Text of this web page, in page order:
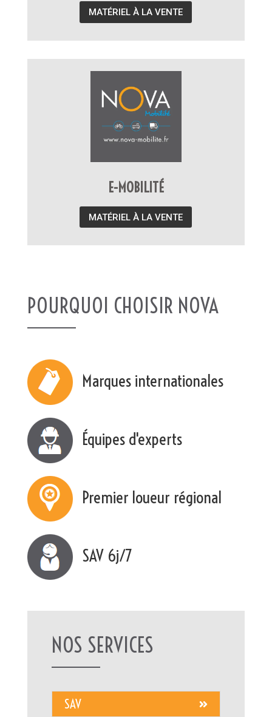
MATÉRIEL À LA VENTE
E-MOBILITÉ
MATÉRIEL À LA VENTE
POURQUOI CHOISIR NOVA
Marques internationales
Équipes d'experts
Premier loueur régional
SAV 6j/7
NOS SERVICES
SAV